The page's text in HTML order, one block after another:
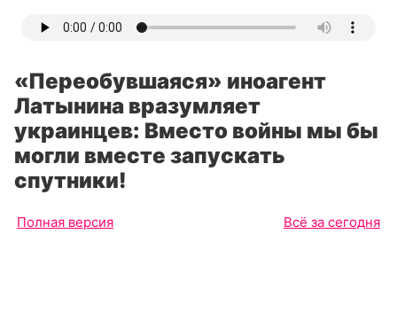
«Переобувшаяся» иноагент
Латынина вразумляет
украинцев: Вместо войны мы бы
могли вместе запускать
спутники!
Полная версия Всё за сегодня